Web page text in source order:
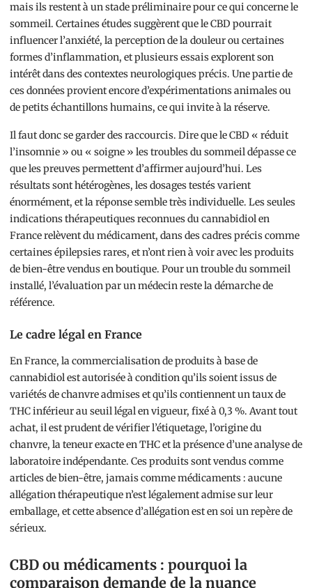
mais ils restent à un stade préliminaire pour ce qui concerne le
sommeil. Certaines études suggèrent que le CBD pourrait
influencer l’anxiété, la perception de la douleur ou certaines
formes d’inflammation, et plusieurs essais explorent son
intérêt dans des contextes neurologiques précis. Une partie de
ces données provient encore d’expérimentations animales ou
de petits échantillons humains, ce qui invite à la réserve.
Il faut donc se garder des raccourcis. Dire que le CBD « réduit
l’insomnie » ou « soigne » les troubles du sommeil dépasse ce
que les preuves permettent d’affirmer aujourd’hui. Les
résultats sont hétérogènes, les dosages testés varient
énormément, et la réponse semble très individuelle. Les seules
indications thérapeutiques reconnues du cannabidiol en
France relèvent du médicament, dans des cadres précis comme
certaines épilepsies rares, et n’ont rien à voir avec les produits
de bien-être vendus en boutique. Pour un trouble du sommeil
installé, l’évaluation par un médecin reste la démarche de
référence.
Le cadre légal en France
En France, la commercialisation de produits à base de
cannabidiol est autorisée à condition qu’ils soient issus de
variétés de chanvre admises et qu’ils contiennent un taux de
THC inférieur au seuil légal en vigueur, fixé à 0,3 %. Avant tout
achat, il est prudent de vérifier l’étiquetage, l’origine du
chanvre, la teneur exacte en THC et la présence d’une analyse de
laboratoire indépendante. Ces produits sont vendus comme
articles de bien-être, jamais comme médicaments : aucune
allégation thérapeutique n’est légalement admise sur leur
emballage, et cette absence d’allégation est en soi un repère de
sérieux.
CBD ou médicaments : pourquoi la
comparaison demande de la nuance